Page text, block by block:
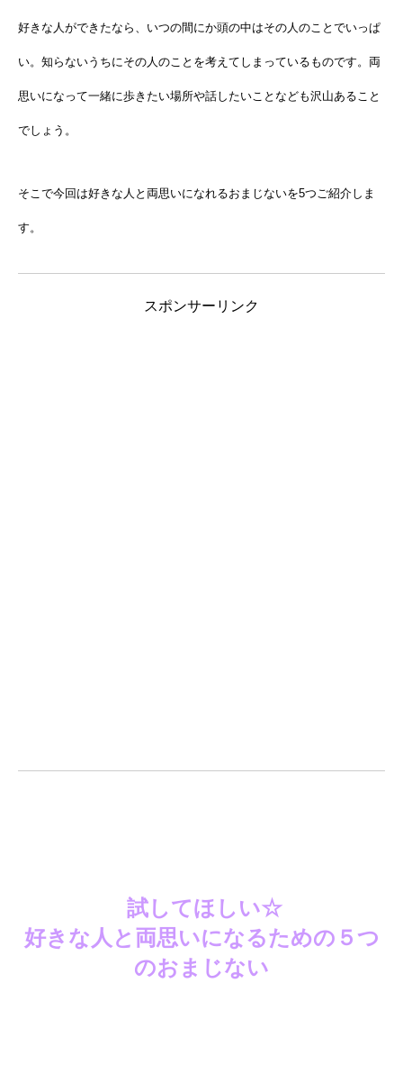
好きな人ができたなら、いつの間にか頭の中はその人のことでいっぱ
い。知らないうちにその人のことを考えてしまっているものです。両
思いになって一緒に歩きたい場所や話したいことなども沢山あること
でしょう。
そこで今回は好きな人と両思いになれるおまじないを5つご紹介しま
す。
スポンサーリンク
試してほしい☆
好きな人と両思いになるための５つ
のおまじない